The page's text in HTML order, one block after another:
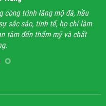
công trình lăng mộ đá, hầu
sắc sảo, tinh tế, họ chỉ làm
tâm đến thẩm mỹ và chất